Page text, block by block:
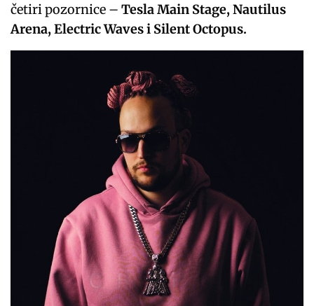
četiri pozornice –Tesla Main Stage, Nautilus
Arena, Electric Waves i Silent Octopus.